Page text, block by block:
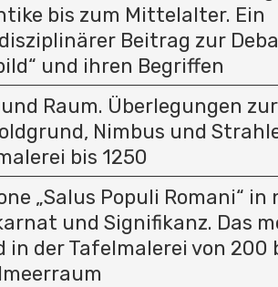
bis zum Mittelalter. Ein
Beitrag zur
und ihren Begriffen
Raum. Überlegungen
Nimbus und
bis 1250
„Salus Populi Romani“
und Signifikanz. Das
in der Tafelmalerei von 200